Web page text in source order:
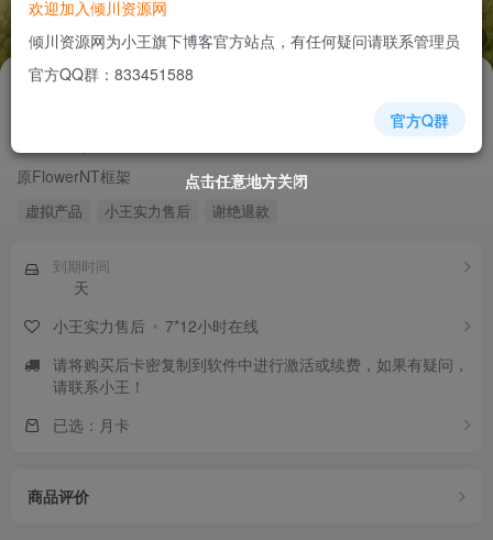
1/
原FlowerNT框架
虚拟产品 小王实力售后 谢绝退款
￥8
到期时间
天
小王实力售后
7*12小时在线
请将购买后卡密复制到软件中进行激活或续费，如果有疑问，
请联系小王！
已选：月卡
商品评价
点击任意地方关闭
点击任意地方关闭
点击任意地方关闭
点击任意地方关闭
点击任意地方关闭
点击任意地方关闭
点击任意地方关闭
欢迎加入倾川资源网
倾川资源网为小王旗下博客官方站点，有任何疑问请联系管理员
官方QQ群：833451588
官方Q群